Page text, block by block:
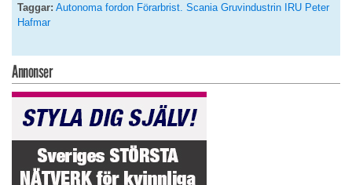
Taggar: Autonoma fordon Förarbrist. Scania Gruvindustrin IRU Peter
Hafmar
Annonser